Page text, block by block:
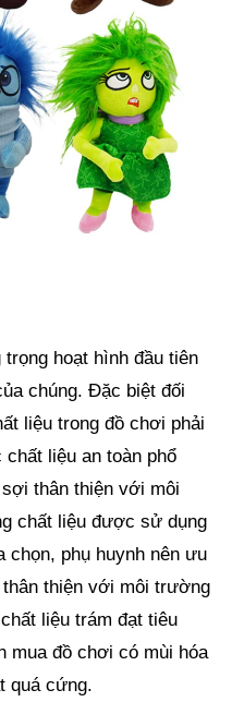
hoạt hình đầu tiên
chúng. Đặc biệt đối
liệu trong đồ chơi phải
liệu an toàn phổ
thân thiện với môi
chất liệu được sử dụng
chọn, phụ huynh nên ưu
thiện với môi trường
liệu trám đạt tiêu
mua đồ chơi có mùi hóa
quá cứng.